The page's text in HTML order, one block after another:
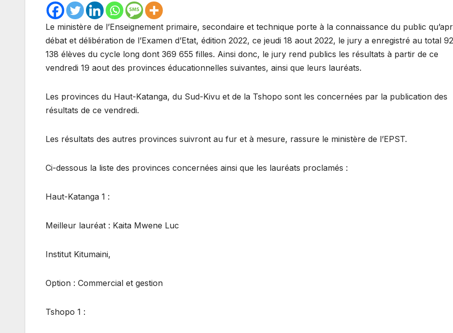
Le ministère de l’Enseignement primaire, secondaire et technique porte à la connaissance du public
débat et délibération de l’Examen d’Etat, édition 2022, ce jeudi 18 aout 2022, le jury a enregistré au total
138 élèves du cycle long dont 369 655 filles. Ainsi donc, le jury rend publics les résultats à partir de ce
vendredi 19 aout des provinces éducationnelles suivantes, ainsi que leurs lauréats.
Les provinces du Haut-Katanga, du Sud-Kivu et de la Tshopo sont les concernées par la publication des
résultats de ce vendredi.
Les résultats des autres provinces suivront au fur et à mesure, rassure le ministère de l’EPST.
Ci-dessous la liste des provinces concernées ainsi que les lauréats proclamés :
Haut-Katanga 1 :
Meilleur lauréat : Kaita Mwene Luc
Institut Kitumaini,
Option : Commercial et gestion
Tshopo 1 :